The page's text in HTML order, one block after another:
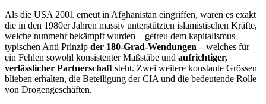
Als die USA 2001 erneut in Afghanistan eingriffen, waren es exakt
die in den 1980er Jahren massiv unterstützten islamistischen Kräfte,
welche nunmehr bekämpft wurden – getreu dem kapitalismus
typischen Anti Prinzip der 180-Grad-Wendungen –welches für
ein Fehlen sowohl konsistenter Maßstäbe und aufrichtiger,
verlässlicher Partnerschaft steht. Zwei weitere konstante Grössen
blieben erhalten, die Beteiligung der CIA und die bedeutende Rolle
von Drogengeschäften.